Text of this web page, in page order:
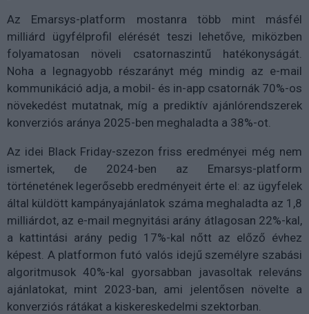
Az Emarsys-platform mostanra több mint másfél
milliárd ügyfélprofil elérését teszi lehetőve, miközben
folyamatosan növeli csatornaszintű hatékonyságát.
Noha a legnagyobb részarányt még mindig az e-mail
kommunikáció adja, a mobil- és in-app csatornák 70%-os
növekedést mutatnak, míg a prediktív ajánlórendszerek
konverziós aránya 2025-ben meghaladta a 38%-ot.
Az idei Black Friday-szezon friss eredményei még nem
ismertek, de 2024-ben az Emarsys-platform
történetének legerősebb eredményeit érte el: az ügyfelek
által küldött kampányajánlatok száma meghaladta az 1,8
milliárdot, az e-mail megnyitási arány átlagosan 22%-kal,
a kattintási arány pedig 17%-kal nőtt az előző évhez
képest. A platformon futó valós idejű személyre szabási
algoritmusok 40%-kal gyorsabban javasoltak releváns
ajánlatokat, mint 2023-ban, ami jelentősen növelte a
konverziós rátákat a kiskereskedelmi szektorban.